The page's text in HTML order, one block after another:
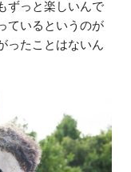
ずっと楽しいんで
ているというのが
ったことはないん